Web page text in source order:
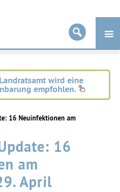
wird eine
empfohlen.
16 Neuinfektionen am
16
am
April